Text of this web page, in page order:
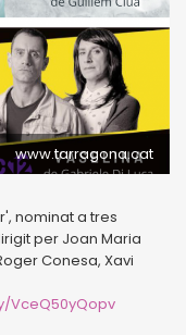
www.tarragona.cat
nominat a tres
per Joan Maria
Conesa, Xavi
VceQ50yQopv